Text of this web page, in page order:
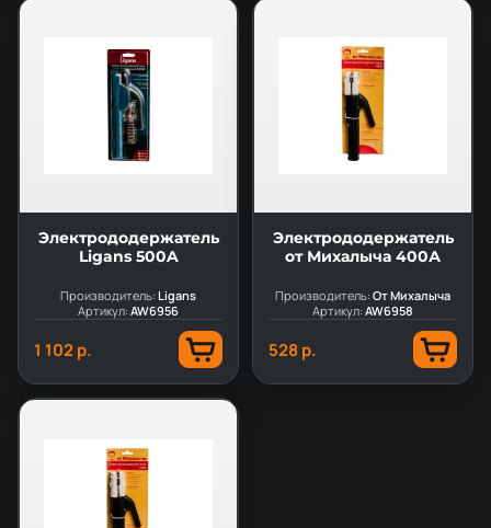
Электрододержатель
Ligans 500A
Производитель:Ligans
Артикул:AW6956
1 102 р.
Электрододержатель
от Михалыча 400А
Производитель:От Михалыча
Артикул:AW6958
528 р.